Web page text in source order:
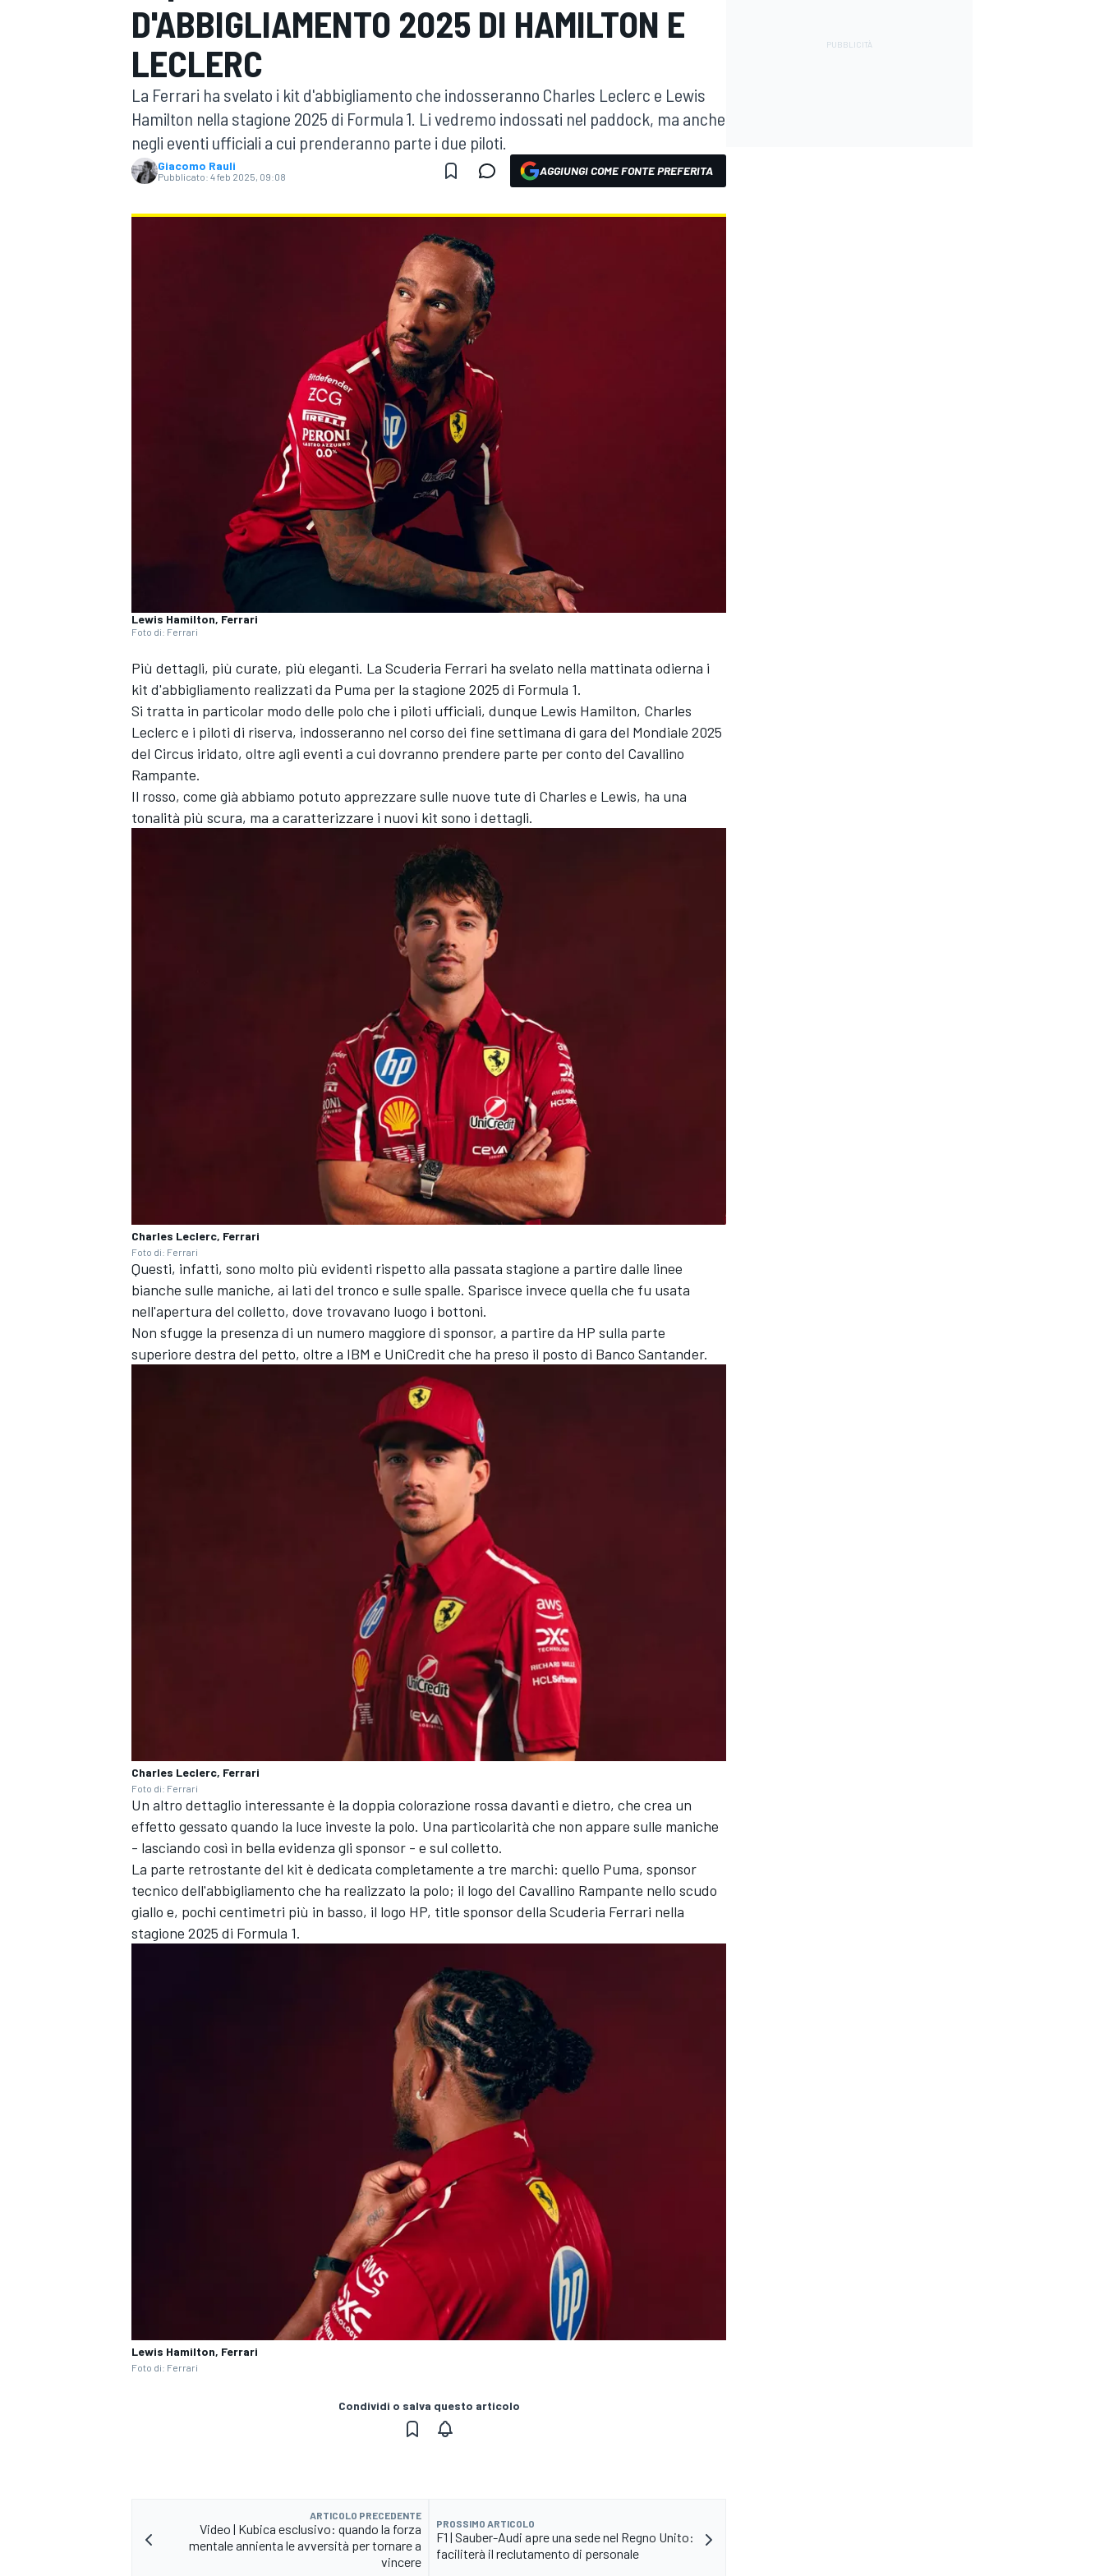
MOTOGP WEC
MONOPOSTO
MONOMARCA
D'ABBIGLIAMENTO 2025 DI HAMILTON E
LECLERC
La Ferrari ha svelato i kit d'abbigliamento che indosseranno Charles Leclerc e Lewis
Hamilton nella stagione 2025 di Formula 1. Li vedremo indossati nel paddock, ma anche
negli eventi ufficiali a cui prenderanno parte i due piloti.
Giacomo Rauli
Pubblicato: 4 feb 2025, 09:08 AGGIUNGI COME FONTE PREFERITA
Lewis Hamilton, Ferrari
Foto di: Ferrari
Più dettagli, più curate, più eleganti. La Scuderia Ferrari ha svelato nella mattinata odierna i
kit d'abbigliamento realizzati da Puma per la stagione 2025 di Formula 1.
Si tratta in particolar modo delle polo che i piloti ufficiali, dunque Lewis Hamilton, Charles
Leclerc e i piloti di riserva, indosseranno nel corso dei fine settimana di gara del Mondiale 2025
del Circus iridato, oltre agli eventi a cui dovranno prendere parte per conto del Cavallino
Rampante.
Il rosso, come già abbiamo potuto apprezzare sulle nuove tute di Charles e Lewis, ha una
tonalità più scura, ma a caratterizzare i nuovi kit sono i dettagli.
Charles Leclerc, Ferrari
Foto di: Ferrari
Questi, infatti, sono molto più evidenti rispetto alla passata stagione a partire dalle linee
bianche sulle maniche, ai lati del tronco e sulle spalle. Sparisce invece quella che fu usata
nell'apertura del colletto, dove trovavano luogo i bottoni.
Non sfugge la presenza di un numero maggiore di sponsor, a partire da HP sulla parte
superiore destra del petto, oltre a IBM e UniCredit che ha preso il posto di Banco Santander.
Charles Leclerc, Ferrari
Foto di: Ferrari
Un altro dettaglio interessante è la doppia colorazione rossa davanti e dietro, che crea un
effetto gessato quando la luce investe la polo. Una particolarità che non appare sulle maniche
- lasciando così in bella evidenza gli sponsor - e sul colletto.
La parte retrostante del kit è dedicata completamente a tre marchi: quello Puma, sponsor
tecnico dell'abbigliamento che ha realizzato la polo; il logo del Cavallino Rampante nello scudo
giallo e, pochi centimetri più in basso, il logo HP, title sponsor della Scuderia Ferrari nella
stagione 2025 di Formula 1.
Lewis Hamilton, Ferrari
Foto di: Ferrari
Condividi o salva questo articolo
ARTICOLO PRECEDENTE
Video | Kubica esclusivo: quando la forza
mentale annienta le avversità per tornare a
vincere
PROSSIMO ARTICOLO
F1 | Sauber-Audi apre una sede nel Regno Unito:
faciliterà il reclutamento di personale